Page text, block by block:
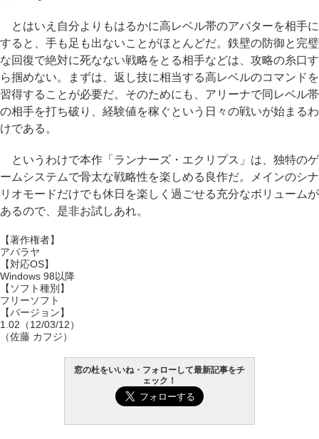
とはいえ自分よりもはるかに高レベル帯のアバターを相手に
すると、手も足も出ないことがほとんどだ。鉄壁の防御と完璧
な回復で絶対に死なない戦略をとる相手などは、攻略の糸口す
ら掴めない。まずは、返し技に相当する高レベルのコマンドを
習得することが必要だ。そのためにも、アリーナで同レベル帯
の相手を打ち破り、経験値を稼ぐという日々の戦いが始まるわ
けである。
というわけで本作「ランナーズ・エクリプス」は、独特のゲ
ームシステムで骨太な戦略性を楽しめる良作だ。メインのシナ
リオモードだけでも休日を楽しく過ごせる充分なボリュームが
あるので、是非お試しあれ。
【著作権者】
アバラヤ
【対応OS】
Windows 98以降
【ソフト種別】
フリーソフト
【バージョン】
1.02（12/03/12）
（佐藤 カフジ）
窓の杜をいいね・フォローして最新記事をチ
ェック！